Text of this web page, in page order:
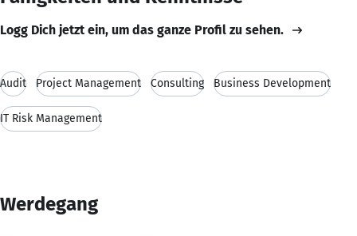
Logg Dich jetzt ein, um das ganze Profil zu sehen.
Audit Project Management Consulting Business Development
IT Risk Management
Werdegang